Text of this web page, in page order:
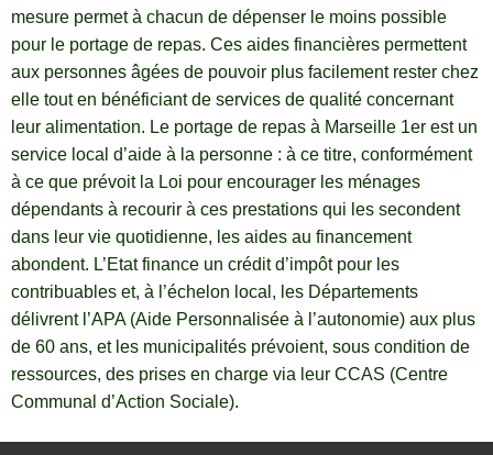
mesure permet à chacun de dépenser le moins possible
pour le portage de repas. Ces aides financières permettent
aux personnes âgées de pouvoir plus facilement rester chez
elle tout en bénéficiant de services de qualité concernant
leur alimentation. Le portage de repas à Marseille 1er est un
service local d’aide à la personne : à ce titre, conformément
à ce que prévoit la Loi pour encourager les ménages
dépendants à recourir à ces prestations qui les secondent
dans leur vie quotidienne, les aides au financement
abondent. L’Etat finance un crédit d’impôt pour les
contribuables et, à l’échelon local, les Départements
délivrent l’APA (Aide Personnalisée à l’autonomie) aux plus
de 60 ans, et les municipalités prévoient, sous condition de
ressources, des prises en charge via leur CCAS (Centre
Communal d’Action Sociale).